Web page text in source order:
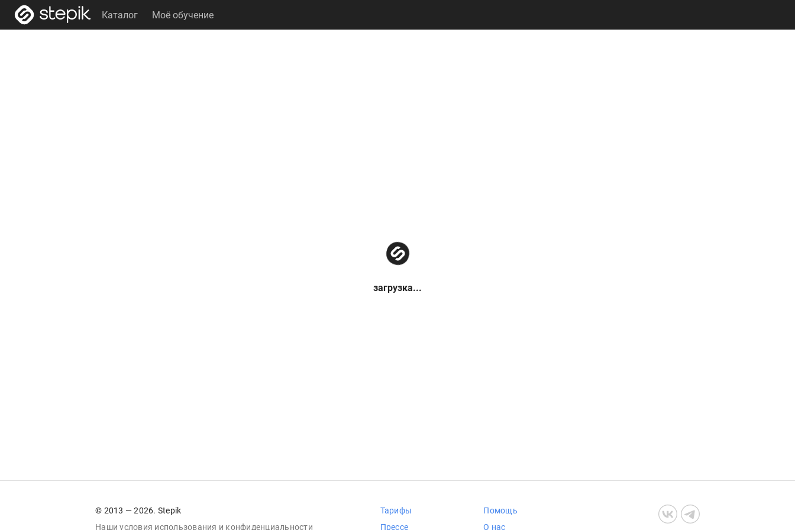
Каталог Моё обучение
загрузка...
© 2013 — 2026. Stepik
Наши условия использования и конфиденциальности
Тарифы
Прессе
Помощь
О нас